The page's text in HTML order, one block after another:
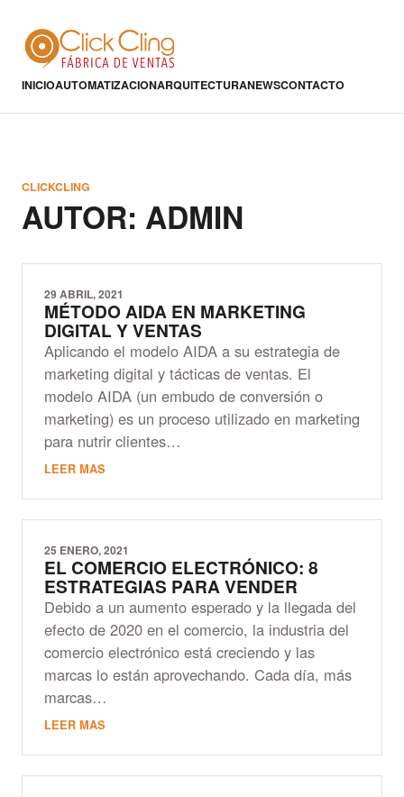
INICIOAUTOMATIZACIONARQUITECTURANEWSCONTACTO
CLICKCLING
AUTOR: ADMIN
29 ABRIL, 2021
MÉTODO AIDA EN MARKETING
DIGITAL Y VENTAS
Aplicando el modelo AIDA a su estrategia de
marketing digital y tácticas de ventas. El
modelo AIDA (un embudo de conversión o
marketing) es un proceso utilizado en marketing
para nutrir clientes…
LEER MAS
25 ENERO, 2021
EL COMERCIO ELECTRÓNICO: 8
ESTRATEGIAS PARA VENDER
Debido a un aumento esperado y la llegada del
efecto de 2020 en el comercio, la industria del
comercio electrónico está creciendo y las
marcas lo están aprovechando. Cada día, más
marcas…
LEER MAS